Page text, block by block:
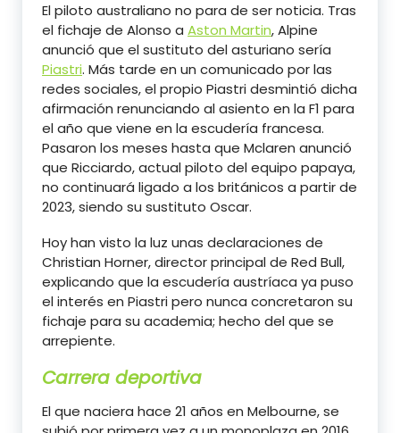
El piloto australiano no para de ser noticia. Tras
el fichaje de Alonso a Aston Martin, Alpine
anunció que el sustituto del asturiano sería
Piastri. Más tarde en un comunicado por las
redes sociales, el propio Piastri desmintió dicha
afirmación renunciando al asiento en la F1 para
el año que viene en la escudería francesa.
Pasaron los meses hasta que Mclaren anunció
que Ricciardo, actual piloto del equipo papaya,
no continuará ligado a los británicos a partir de
2023, siendo su sustituto Oscar.
Hoy han visto la luz unas declaraciones de
Christian Horner, director principal de Red Bull,
explicando que la escudería austríaca ya puso
el interés en Piastri pero nunca concretaron su
fichaje para su academia; hecho del que se
arrepiente.
Carrera deportiva
El que naciera hace 21 años en Melbourne, se